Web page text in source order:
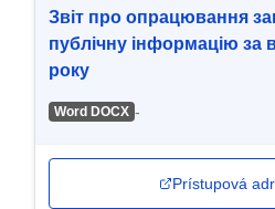
Звіт про опрацювання
публічну інформацію за
року
Word DOCX -
Prístupová